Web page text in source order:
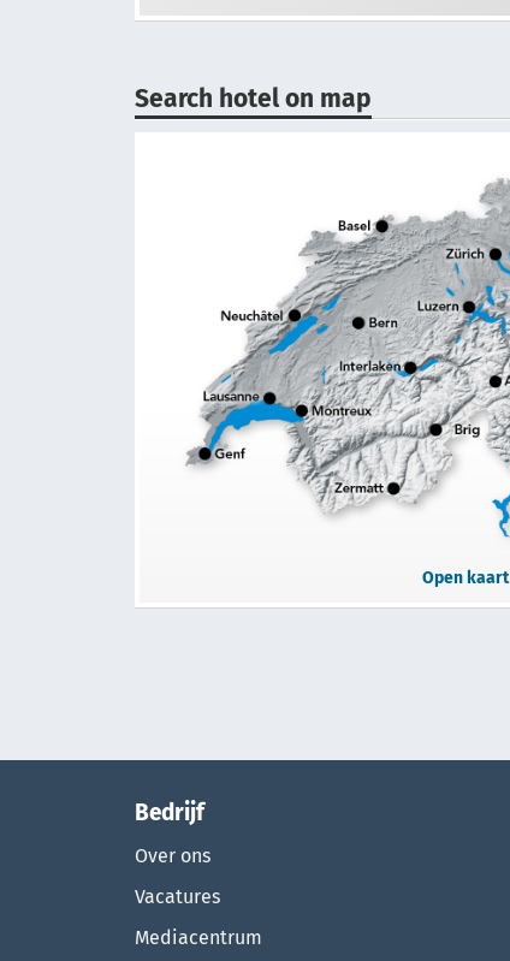
Search hotel on map
Open kaart
Bedrijf
Over ons
Vacatures
Mediacentrum